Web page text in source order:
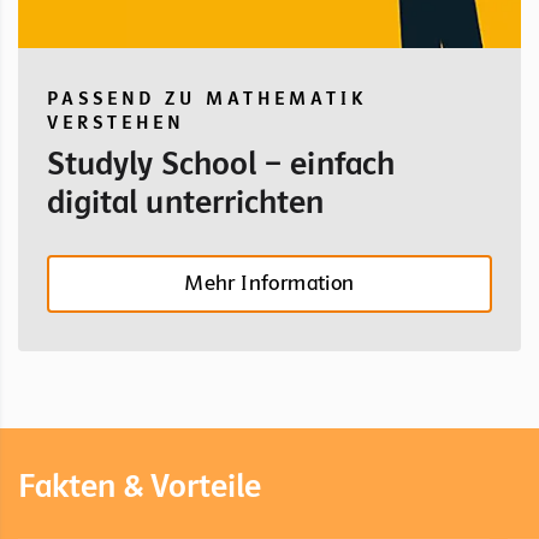
PASSEND ZU MATHEMATIK
VERSTEHEN
Studyly School – einfach
digital unterrichten
Mehr Information
Fakten & Vorteile